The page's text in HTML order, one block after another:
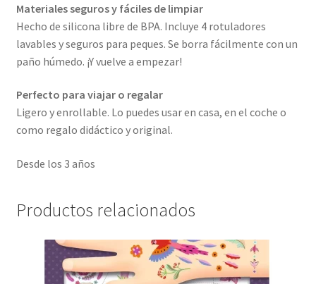
Materiales seguros y fáciles de limpiar
Hecho de silicona libre de BPA. Incluye 4 rotuladores
lavables y seguros para peques. Se borra fácilmente con un
paño húmedo. ¡Y vuelve a empezar!
Perfecto para viajar o regalar
Ligero y enrollable. Lo puedes usar en casa, en el coche o
como regalo didáctico y original.
Desde los 3 años
Productos relacionados